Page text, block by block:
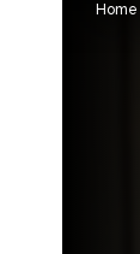
Home